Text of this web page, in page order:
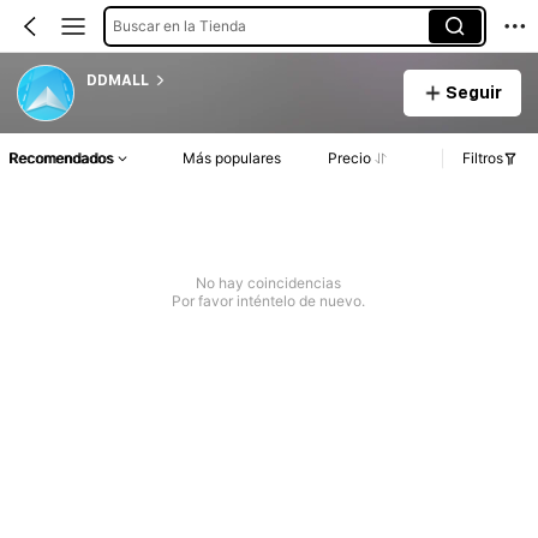
Buscar en la Tienda
DDMALL
Seguir
Recomendados Más populares Precio Filtros
No hay coincidencias
Por favor inténtelo de nuevo.